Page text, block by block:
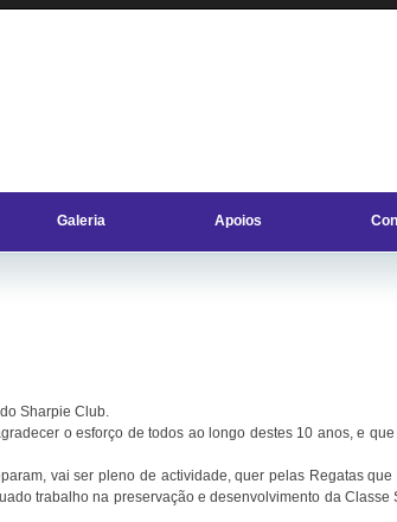
Galeria Apoios
Sharpie Club.
o esforço de todos ao longo destes 10 anos, e
vai ser pleno de actividade, quer pelas Regatas que
trabalho na preservação e desenvolvimento da Classe